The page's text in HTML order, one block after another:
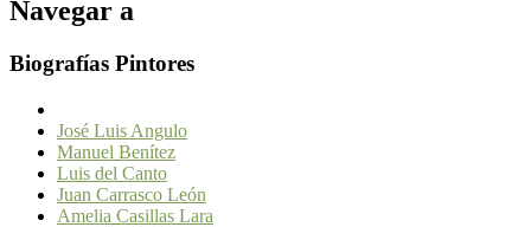
Navegar a
Biografías Pintores
José Luis Angulo
Manuel Benítez
Luis del Canto
Juan Carrasco León
Amelia Casillas Lara